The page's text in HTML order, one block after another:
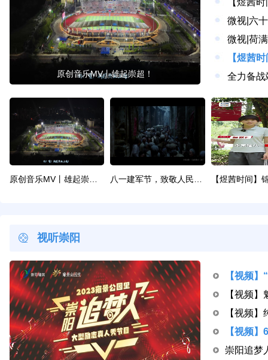
原创音乐MV丨雄起崇超！
微视|六
微视|荷
视听崇阳
崇阳追梦